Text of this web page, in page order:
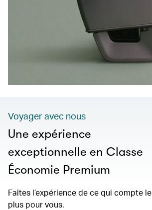
Voyager avec nous
Une expérience
exceptionnelle en Classe
Économie Premium
Faites l’expérience de ce qui compte le
plus pour vous.